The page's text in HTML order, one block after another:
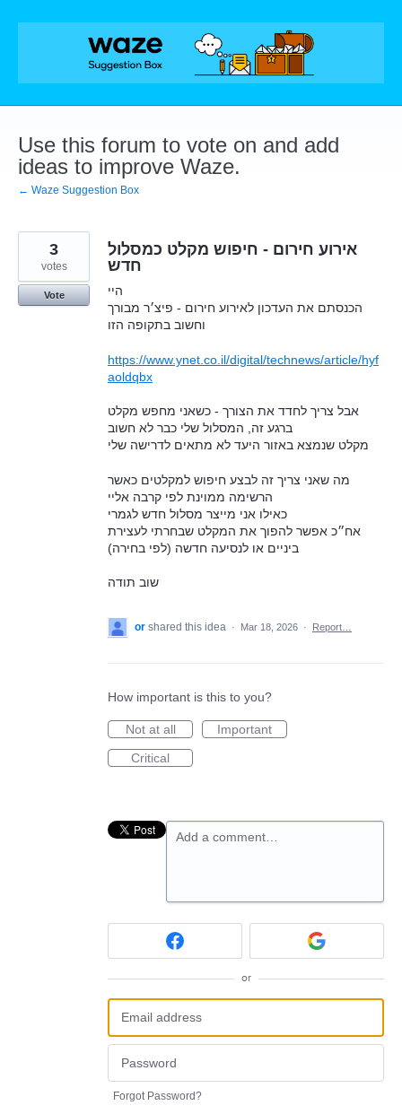
Skip
Use this forum to vote on and add
ideas to improve Waze.
← Waze Suggestion Box
אירוע חירום - חיפוש מקלט כמסלול
חדש
היי
הכנסתם את העדכון לאירוע חירום - פיצ׳ר מבורך
וחשוב בתקופה הזו
https://www.ynet.co.il/digital/technews/article/hyf
aoldqbx
אבל צריך לחדד את הצורך - כשאני מחפש מקלט
ברגע זה, המסלול שלי כבר לא חשוב
מקלט שנמצא באזור היעד לא מתאים לדרישה שלי
מה שאני צריך זה לבצע חיפוש למקלטים כאשר
הרשימה ממוינת לפי קרבה אליי
כאילו אני מייצר מסלול חדש לגמרי
אח״כ אפשר להפוך את המקלט שבחרתי לעצירת
ביניים או לנסיעה חדשה (לפי בחירה)
שוב תודה
3
votes
Vote
or shared this idea · Mar 18, 2026 · Report…
How important is this to you?
Not at all
Important
Critical
Add a comment…
or
Forgot Password?